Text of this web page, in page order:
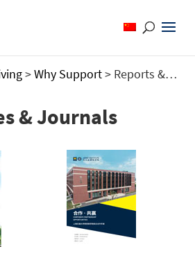
>Why Support> Reports & Publications
& Journals